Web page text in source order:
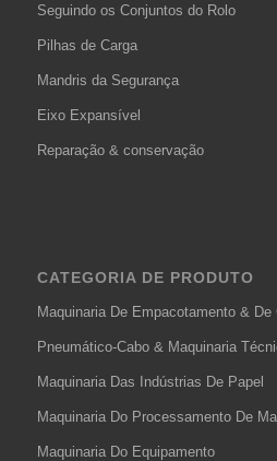
Seguindo os Conjuntos do Rolo
Pilhas de Carga
Mandris da Segurança
Eixo Expansível
Reparação & conservação
CATEGORIA DE PRODUTO
Maquinaria De Empacotamento &
Pneumático-Cabo & Maquinaria
Maquinaria Das Indústrias De Papel
Maquinaria Do Processamento De
Maquinaria Do Equipamento